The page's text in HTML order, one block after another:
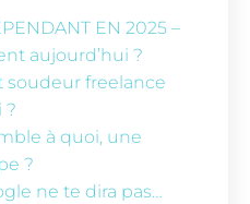
EN 2025 –
aujourd’hui ?
soudeur freelance
?
à quoi, une
?
ne te dira pas…